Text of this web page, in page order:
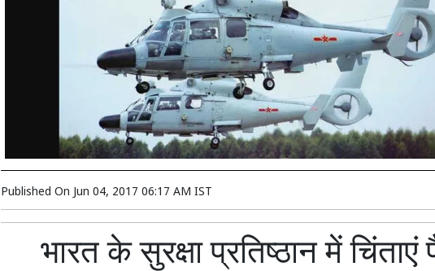
Published On Jun 04, 2017 06:17 AM IST
भारत के सुरक्षा प्रतिष्ठान में चिंताएं